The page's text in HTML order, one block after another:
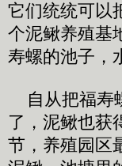
它们统统可以
个泥鳅养殖基
寿螺的池子，
自从把福寿
了，泥鳅也获
节，养殖园区